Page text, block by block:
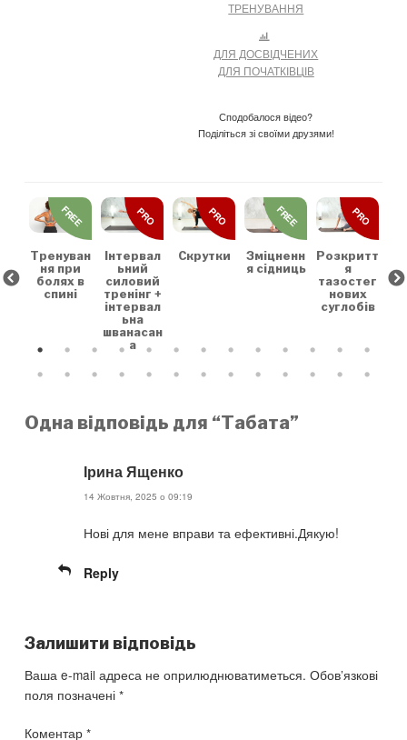
ТРЕНУВАННЯ
ДЛЯ ДОСВІДЧЕНИХ
ДЛЯ ПОЧАТКІВЦІВ
Сподобалося відео?
Поділіться зі своїми друзями!
Тренуван
ня при
болях в
спині
FREE
Інтервал
ьний
силовий
тренінг +
інтервал
ьна
шванасан
а
PRO
Скрутки
PRO
Зміцненн
я сідниць
FREE
Розкритт
я
тазостег
нових
суглобів
PRO
Одна відповідь для “Табата”
Ірина Ященко
14 Жовтня, 2025 о 09:19
Нові для мене вправи та ефективні.Дякую!
Reply
Залишити відповідь
Ваша e-mail адреса не оприлюднюватиметься. Обов’язкові
поля позначені*
Коментар*